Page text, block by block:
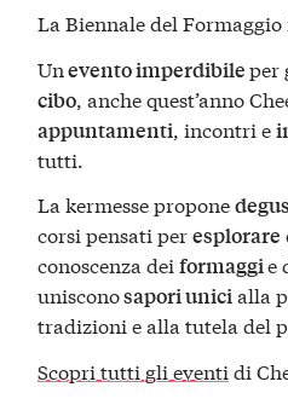
La Biennale del
Unevento imperdibileper
cibo , anche quest’anno
appuntamenti , incontri e
tutti.
La kermesse propone
corsi pensati peresplorare
conoscenza deiformaggie
unisconosapori unicialla
tradizioni e alla tutela del
Scopri tutti gli eventi di